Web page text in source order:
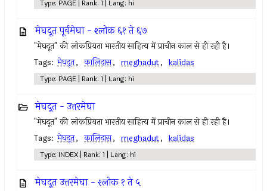
Type: PAGE | Rank: 1 | Lang: hi
मेघदूत पूर्वमेघा - श्लोक ६१ ते ६७
"मेघदूत" की लोकप्रियता भारतीय साहित्य में प्राचीन काल से ही रही है।
Tags: मेघदूत, कालिदास, meghadut, kalidas
Type: PAGE | Rank: 1 | Lang: hi
मेघदूत - उत्तरमेघा
"मेघदूत" की लोकप्रियता भारतीय साहित्य में प्राचीन काल से ही रही है।
Tags: मेघदूत, कालिदास, meghadut, kalidas
Type: INDEX | Rank: 1 | Lang: hi
मेघदूत उत्तरमेघा - श्लोक १ ते ५